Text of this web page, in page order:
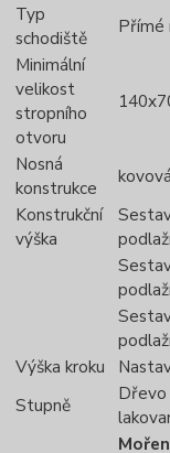
Typ
schodiště
Přímé
Minimální
velikost
stropního
otvoru
Nosná
konstrukce
Konstrukční
výška
Výška kroku
Stupně
Dřevo